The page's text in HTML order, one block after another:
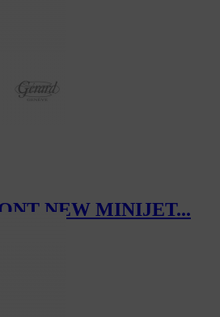
NEW MINIJET...